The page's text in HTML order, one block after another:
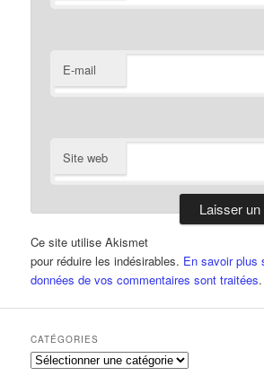
E-mail
Site web
Ce site utilise Akismet
pour réduire les indésirables. En savoir plus
données de vos commentaires sont traitées.
CATÉGORIES
Catégories